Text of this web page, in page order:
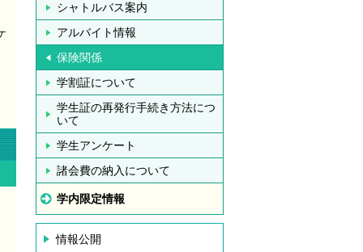
シャトルバス案内
アルバイト情報
保険関係
学割証について
学生証の再発行手続き方法につ
いて
学生アンケート
諸会費の納入について
学内限定情報
情報公開